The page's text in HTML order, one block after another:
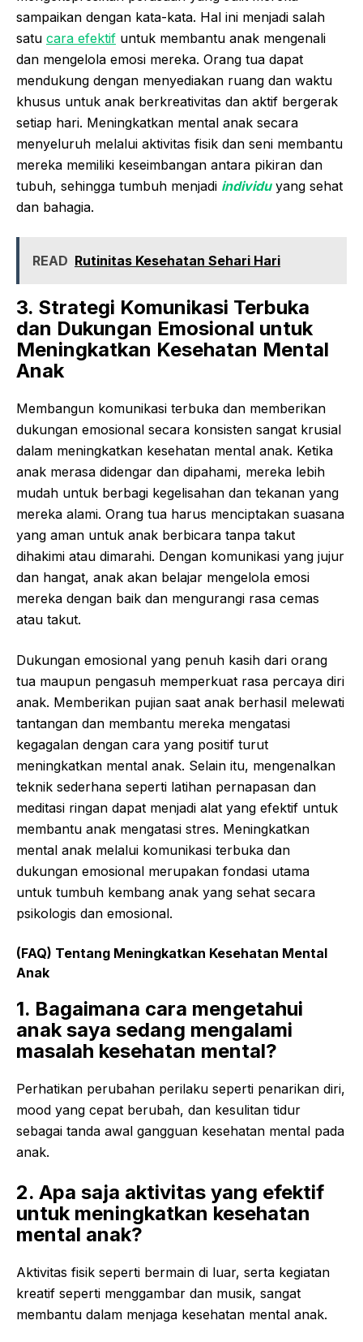
sampaikan dengan kata-kata. Hal ini menjadi salah
satu cara efektif untuk membantu anak mengenali
dan mengelola emosi mereka. Orang tua dapat
mendukung dengan menyediakan ruang dan waktu
khusus untuk anak berkreativitas dan aktif bergerak
setiap hari. Meningkatkan mental anak secara
menyeluruh melalui aktivitas fisik dan seni membantu
mereka memiliki keseimbangan antara pikiran dan
tubuh, sehingga tumbuh menjadi individuyang sehat
dan bahagia.
READ Rutinitas Kesehatan Sehari Hari
3. Strategi Komunikasi Terbuka
dan Dukungan Emosional untuk
Meningkatkan Kesehatan Mental
Anak
Membangun komunikasi terbuka dan memberikan
dukungan emosional secara konsisten sangat krusial
dalam meningkatkan kesehatan mental anak. Ketika
anak merasa didengar dan dipahami, mereka lebih
mudah untuk berbagi kegelisahan dan tekanan yang
mereka alami. Orang tua harus menciptakan suasana
yang aman untuk anak berbicara tanpa takut
dihakimi atau dimarahi. Dengan komunikasi yang jujur
dan hangat, anak akan belajar mengelola emosi
mereka dengan baik dan mengurangi rasa cemas
atau takut.
Dukungan emosional yang penuh kasih dari orang
tua maupun pengasuh memperkuat rasa percaya diri
anak. Memberikan pujian saat anak berhasil melewati
tantangan dan membantu mereka mengatasi
kegagalan dengan cara yang positif turut
meningkatkan mental anak. Selain itu, mengenalkan
teknik sederhana seperti latihan pernapasan dan
meditasi ringan dapat menjadi alat yang efektif untuk
membantu anak mengatasi stres. Meningkatkan
mental anak melalui komunikasi terbuka dan
dukungan emosional merupakan fondasi utama
untuk tumbuh kembang anak yang sehat secara
psikologis dan emosional.
(FAQ) Tentang Meningkatkan Kesehatan Mental
Anak
1. Bagaimana cara mengetahui
anak saya sedang mengalami
masalah kesehatan mental?
Perhatikan perubahan perilaku seperti penarikan diri,
mood yang cepat berubah, dan kesulitan tidur
sebagai tanda awal gangguan kesehatan mental pada
anak.
2. Apa saja aktivitas yang efektif
untuk meningkatkan kesehatan
mental anak?
Aktivitas fisik seperti bermain di luar, serta kegiatan
kreatif seperti menggambar dan musik, sangat
membantu dalam menjaga kesehatan mental anak.